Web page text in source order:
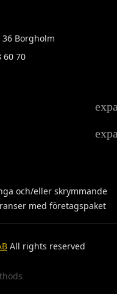
Borgholm
60 70
och/eller skrymmande
med företagspaket
All rights reserved